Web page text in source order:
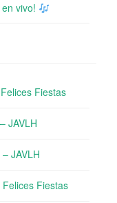
vivo!
Felices Fiestas
JAVLH
JAVLH
Felices Fiestas